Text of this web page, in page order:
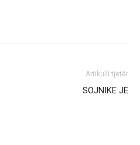
Artikulli tjetër
SOJNIKE JE